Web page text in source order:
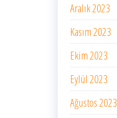
Aralık 2023
Kasım 2023
Ekim 2023
Eylül 2023
Ağustos 2023